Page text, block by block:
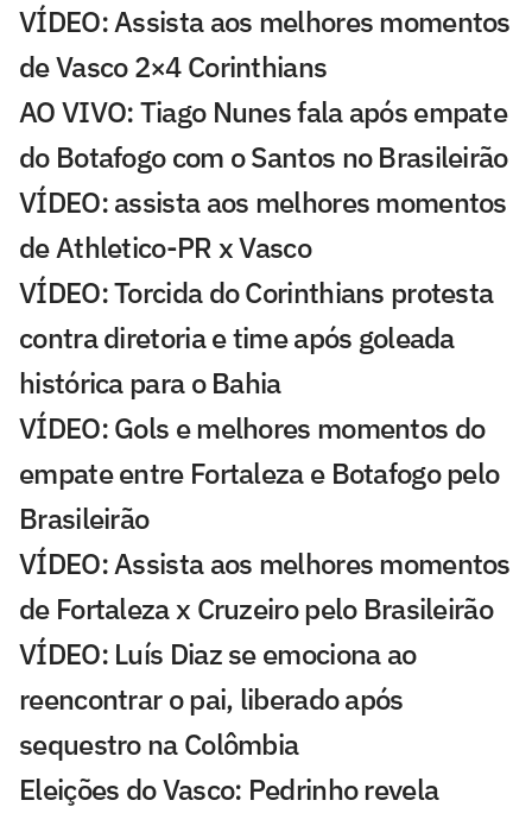
VÍDEO: Assista aos melhores momentos
de Vasco 2×4 Corinthians
AO VIVO: Tiago Nunes fala após empate
do Botafogo com o Santos no Brasileirão
VÍDEO: assista aos melhores momentos
de Athletico-PR x Vasco
VÍDEO: Torcida do Corinthians protesta
contra diretoria e time após goleada
histórica para o Bahia
VÍDEO: Gols e melhores momentos do
empate entre Fortaleza e Botafogo pelo
Brasileirão
VÍDEO: Assista aos melhores momentos
de Fortaleza x Cruzeiro pelo Brasileirão
VÍDEO: Luís Diaz se emociona ao
reencontrar o pai, liberado após
sequestro na Colômbia
Eleições do Vasco: Pedrinho revela